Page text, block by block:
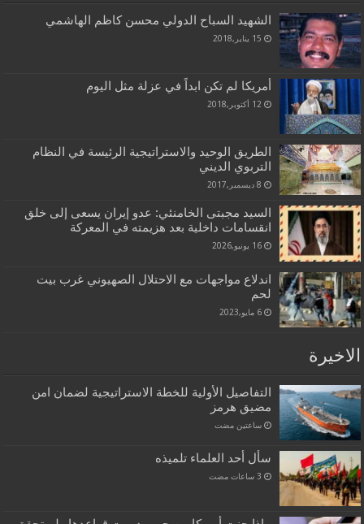
الشهيد السباح الدولي محسن كاظم الهاشمي
15 يناير,2018
أمريكا لم تكن ابداً في عزلة مثل اليوم
12 أكتوبر,2018
الطريق الوحيد والاستراتيجية الرئيسة في النظام
التربوي الديني
8 ديسمبر,2017
السيد مجبتى الخامنئي: عدو إيران يسعى إلى خلق
انقسامات داخلية بعد هزيمته في المعركة
16 يونيو,2026
اندلاع مواجهات مع الاحتلال الصهيوني غرب بيت
لحم
6 مايو,2023
الاخيرة
التفاصيل الأولية للخطة الاستراتيجية لضمان امن
مضيق هرمز
‏ساعتين مضت
سأل أحد العلماء تلميذه